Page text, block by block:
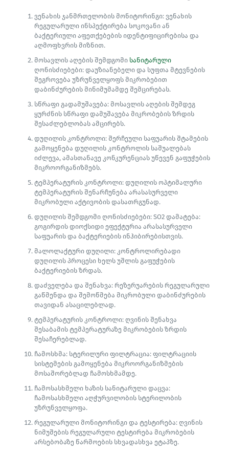
ვენახის ჯანმრთელობის მონიტორინგი: ვენახის
რეგულარული ინსპექტირება სოკოვანი ან
ბაქტერიული აფეთქებების იდენტიფიცირებისა და
აღმოფხვრის მიზნით.
მოსავლის აღების შემდგომი სანიტარული
ღონისძიებები: დაუზიანებელი და სუფთა მტევნების
შეგროვება უზრუნველყოფს მიკრობებით
დაბინძურების მინიმუმამდე შემცირებას.
სწრაფი გადამუშავება: მოსავლის აღების შემდეგ
ყურძნის სწრაფი დამუშავება მიკრობების ზრდის
შესაძლებლობას ამცირებს.
დუღილის კონტროლი: შერჩეული საფუარის შტამების
გამოყენება დუღილის კონტროლის საშუალებას
იძლევა, ამასთანავე კონკურენციას უწევენ გაფუჭების
მიკროორგანიზმებს.
ტემპერატურის კონტროლი: დუღილის ოპტიმალური
ტემპერატურის შენარჩუნება არასასურველი
მიკრობული აქტივობის დასათრგუნად.
დუღილის შემდგომი ღონისძიებები: SO2 დამატება:
გოგირდის დიოქსიდი ეფექტურია არასასურველი
საფუარის და ბაქტერიების ინჰიბირებისთვის.
მალოლაქტური დუღილი: კონტროლირებადი
დუღილის პროცესი ხელს უშლის გაფუჭების
ბაქტერიების ზრდას.
დაძველება და შენახვა: რეზერუარების რეგულარული
გაწმენდა და შემოწმება მიკრობული დაბინძურების
თავიდან ასაცილებლად.
ტემპერატურის კონტროლი: ღვინის შენახვა
შესაბამის ტემპერატურაზე მიკრობების ზრდის
შესაჩერებლად.
ჩამოსხმა: სტერილური ფილტრაცია: ფილტრაციის
სისტემების გამოყენება მიკროორგანიზმების
მოსაშორებლად ჩამოსხმამდე.
ჩამოსასხმელი ხაზის სანიტარული დაცვა:
ჩამოსასხმელი აღჭურვილობის სტერილობის
უზრუნველყოფა.
რეგულარული მონიტორინგი და ტესტირება: ღვინის
ნიმუშების რეგულარული ტესტირება მიკრობების
არსებობაზე წარმოების სხვადასხვა ეტაპზე.